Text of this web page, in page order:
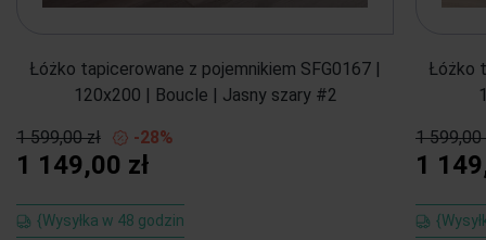
Łóżko tapicerowane z pojemnikiem SFG0167 |
120x200 | Boucle | Jasny szary #2
1 599,00 zł -28%
1 149,00 zł
{Wysyłka w 48 godzin
Łóżko
1 599,00
1